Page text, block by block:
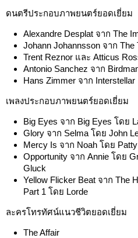
ดนตรีประกอบภาพยนตร์ยอดเยี่ยม
Alexandre Desplat จาก The
Johann Johannsson จาก The
Trent Reznor และ Atticus
Antonio Sanchez จาก
Hans Zimmer จาก Interstellar
เพลงประกอบภาพยนตร์ยอดเยี่ยม
Big Eyes จาก Big Eyes โดย
Glory จาก Selma โดย John
Mercy Is จาก Noah โดย
Opportunity จาก Annie โดย
Gluck
Yellow Flicker Beat จาก The
Part 1 โดย Lorde
ละครโทรทัศน์แนวชีวิตยอดเยี่ยม
The Affair